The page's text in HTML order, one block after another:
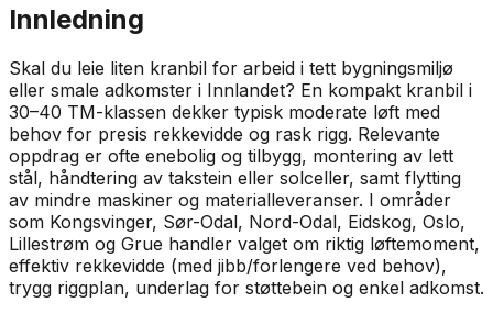
Innledning
Skal du leie liten kranbil for arbeid i tett bygningsmiljø
eller smale adkomster i Innlandet? En kompakt kranbil i
30–40 TM-klassen dekker typisk moderate løft med
behov for presis rekkevidde og rask rigg. Relevante
oppdrag er ofte enebolig og tilbygg, montering av lett
stål, håndtering av takstein eller solceller, samt flytting
av mindre maskiner og materialleveranser. I områder
som Kongsvinger, Sør-Odal, Nord-Odal, Eidskog, Oslo,
Lillestrøm og Grue handler valget om riktig løftemoment,
effektiv rekkevidde (med jibb/forlengere ved behov),
trygg riggplan, underlag for støttebein og enkel adkomst.